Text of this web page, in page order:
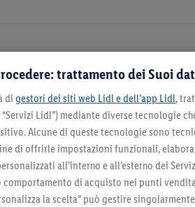
84098
Seleziona come negozio preferito
trattamento dei Suoi
di gestori dei siti web Lidl e dell’app Lidl,
Lidl”) mediante diverse tecnologie
Alcune di queste tecnologie sono
di offrirle impostazioni funzionali,
all’interno e all’esterno dei
comportamento di acquisto nei punti
la scelta” può gestire